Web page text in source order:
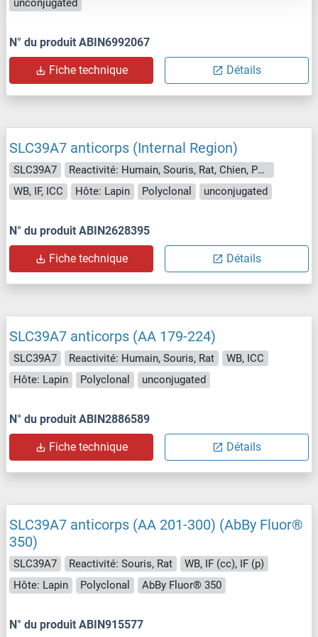
unconjugated
N° du produit ABIN6992067
Fiche technique Détails
SLC39A7 anticorps (Internal Region)
SLC39A7
Reactivité: Humain, Souris, Rat, Chien, Porc
WB, IF, ICC
Hôte: Lapin Polyclonal unconjugated
N° du produit ABIN2628395
Fiche technique Détails
SLC39A7 anticorps (AA 179-224)
SLC39A7 Reactivité: Humain, Souris, Rat
WB, ICC
Hôte: Lapin
Polyclonal unconjugated
N° du produit ABIN2886589
Fiche technique Détails
SLC39A7 anticorps (AA 201-300) (AbBy Fluor®
350)
SLC39A7 Reactivité: Souris, Rat
WB, IF (cc), IF (p)
Hôte: Lapin
Polyclonal AbBy Fluor® 350
N° du produit ABIN915577